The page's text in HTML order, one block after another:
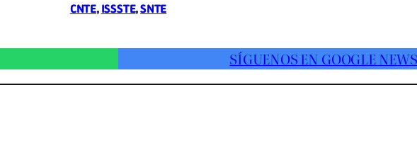
CNTE, ISSSTE, SNTE
SÍGUENOS EN GOOGLE NEWS